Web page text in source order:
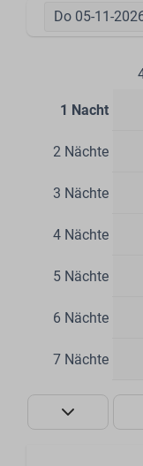
Do 05-11-
1 Nacht
2 Nächte
3 Nächte
4 Nächte
5 Nächte
6 Nächte
7 Nächte